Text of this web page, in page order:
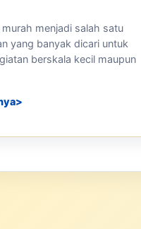
menjadi salah satu
yang banyak dicari untuk
berskala kecil maupun